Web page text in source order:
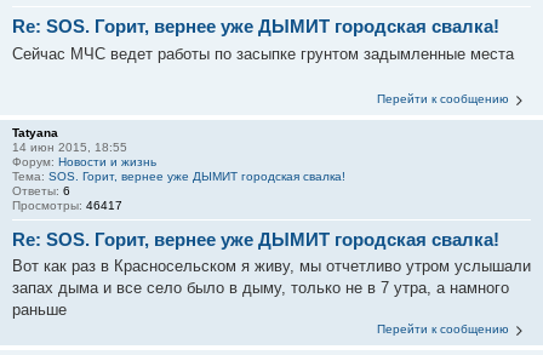
Re: SOS. Горит, вернее уже ДЫМИТ городская свалка!
Сейчас МЧС ведет работы по засыпке грунтом задымленные места
Перейти к сообщению
Tatyana
14 июн 2015, 18:55
Форум: Новости и жизнь
Тема: SOS. Горит, вернее уже ДЫМИТ городская свалка!
Ответы: 6
Просмотры: 46417
Re: SOS. Горит, вернее уже ДЫМИТ городская свалка!
Вот как раз в Красносельском я живу, мы отчетливо утром услышали
запах дыма и все село было в дыму, только не в 7 утра, а намного
раньше
Перейти к сообщению